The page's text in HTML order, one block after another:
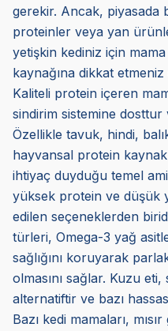
gerekir. Ancak, piyasada
proteinler veya yan
yetişkin kediniz için
kaynağına dikkat etmeniz
Kaliteli protein içeren
sindirim sistemine dosttur
Özellikle tavuk, hindi,
hayvansal protein
ihtiyaç duyduğu temel
yüksek protein ve düşük
edilen seçeneklerden
türleri, Omega-3 yağ
sağlığını koruyarak
olmasını sağlar. Kuzu
alternatiftir ve bazı
Bazı kedi mamaları,